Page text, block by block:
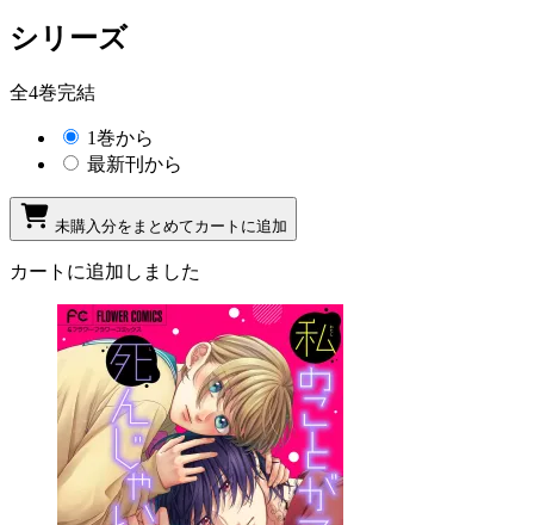
シリーズ
全4巻完結
1巻から
最新刊から
未購入分をまとめてカートに追加
カートに追加しました